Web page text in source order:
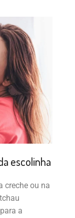
escolinha
creche ou na
a